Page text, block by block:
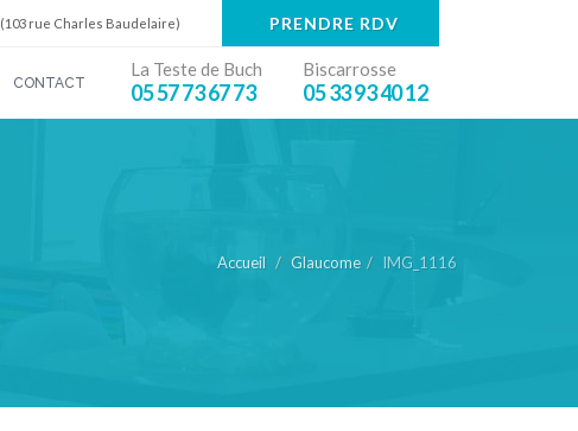
(103 rue Charles Baudelaire) PRENDRE RDV
CONTACT
La Teste de Buch
05 57 73 67 73
Biscarrosse
05 33 93 40 12
Accueil Glaucome IMG_1116